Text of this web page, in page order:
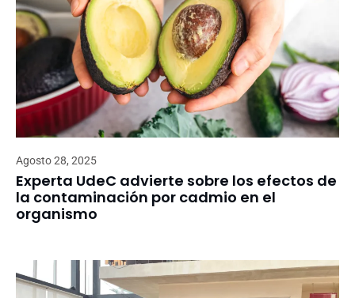
Agosto 28, 2025
Experta UdeC advierte sobre los efectos de
la contaminación por cadmio en el
organismo